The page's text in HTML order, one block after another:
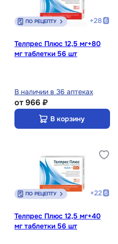
ПО РЕЦЕПТУ +28
Телпрес Плюс 12,5 мг+80
мг таблетки 56 шт
В наличии в 36 аптеках
от966 ₽
В корзину
ПО РЕЦЕПТУ +22
Телпрес Плюс 12,5 мг+40
мг таблетки 56 шт